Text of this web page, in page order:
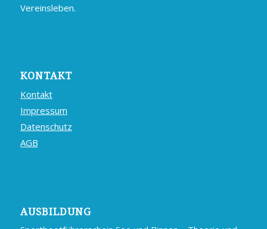
Vereinsleben.
KONTAKT
Kontakt
Impressum
Datenschutz
AGB
AUSBILDUNG